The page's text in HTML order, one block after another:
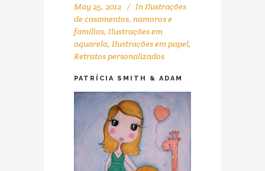
May 25, 2012 InIlustrações
de casamentos, namoros e
famílias, Ilustrações em
aquarela, Ilustrações em papel,
Retratos personalizados
PATRÍCIA SMITH & ADAM